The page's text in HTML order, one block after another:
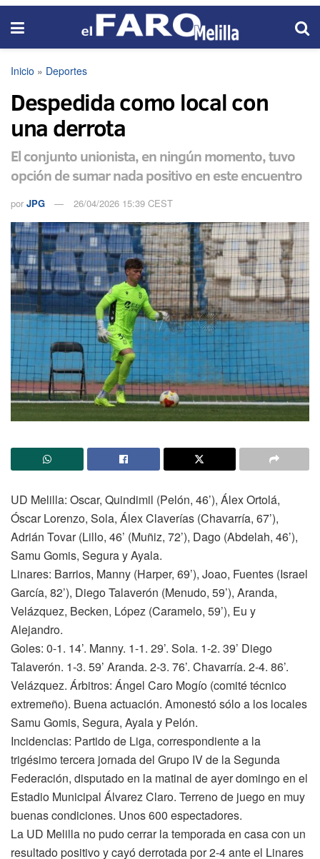
Inicio » Deportes
Despedida como local con
una derrota
El conjunto unionista, en ningún momento, tuvo
opción de sumar nada positivo en este encuentro
por JPG 26/04/2026 15:39 CEST
UD Melilla: Oscar, Quindimil (Pelón, 46’), Álex Ortolá,
Óscar Lorenzo, Sola, Álex Claverías (Chavarría, 67’),
Adrián Tovar (Lillo, 46’ (Muñiz, 72’), Dago (Abdelah, 46’),
Samu Gomis, Segura y Ayala.
Linares: Barrios, Manny (Harper, 69’), Joao, Fuentes (Israel
García, 82’), Diego Talaverón (Menudo, 59’), Aranda,
Velázquez, Becken, López (Caramelo, 59’), Eu y
Alejandro.
Goles: 0-1. 14’. Manny. 1-1. 29’. Sola. 1-2. 39’ Diego
Talaverón. 1-3. 59’ Aranda. 2-3. 76’. Chavarría. 2-4. 86’.
Velázquez. Árbitros: Ángel Caro Mogío (comité técnico
extremeño). Buena actuación. Amonestó sólo a los locales
Samu Gomis, Segura, Ayala y Pelón.
Incidencias: Partido de Liga, correspondiente a la
trigésimo tercera jornada del Grupo IV de la Segunda
Federación, disputado en la matinal de ayer domingo en el
Estadio Municipal Álvarez Claro. Terreno de juego en muy
buenas condiciones. Unos 600 espectadores.
La UD Melilla no pudo cerrar la temporada en casa con un
resultado positivo y cayó derrotada por 2-4 ante el Linares